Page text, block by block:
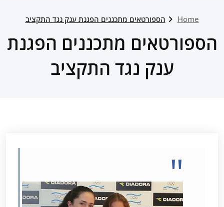
Home הספורטאים מתכננים הפגנת ענק נגד התקציב
הספורטאים מתכננים הפגנת
ענק נגד התקציב